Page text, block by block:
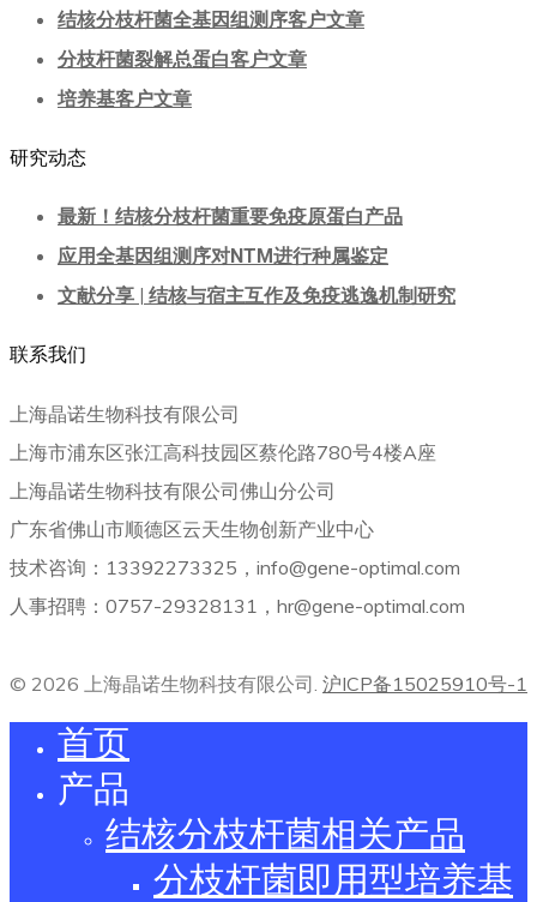
结核分枝杆菌全基因组测序客户文章
分枝杆菌裂解总蛋白客户文章
培养基客户文章
研究动态
最新！结核分枝杆菌重要免疫原蛋白产品
应用全基因组测序对NTM进行种属鉴定
文献分享 | 结核与宿主互作及免疫逃逸机制研究
联系我们
上海晶诺生物科技有限公司
上海市浦东区张江高科技园区蔡伦路780号4楼A座
上海晶诺生物科技有限公司佛山分公司
广东省佛山市顺德区云天生物创新产业中心
技术咨询：13392273325，info@gene-optimal.com
人事招聘：0757-29328131，hr@gene-optimal.com
© 2026 上海晶诺生物科技有限公司. 沪ICP备15025910号-1
首页
产品
结核分枝杆菌相关产品
分枝杆菌即用型培养基